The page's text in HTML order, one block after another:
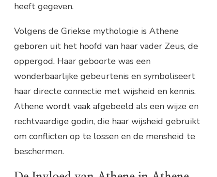
heeft gegeven.
Volgens de Griekse mythologie is Athene
geboren uit het hoofd van haar vader Zeus, de
oppergod. Haar geboorte was een
wonderbaarlijke gebeurtenis en symboliseert
haar directe connectie met wijsheid en kennis.
Athene wordt vaak afgebeeld als een wijze en
rechtvaardige godin, die haar wijsheid gebruikt
om conflicten op te lossen en de mensheid te
beschermen.